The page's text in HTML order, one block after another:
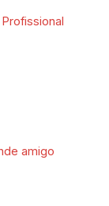
amigo